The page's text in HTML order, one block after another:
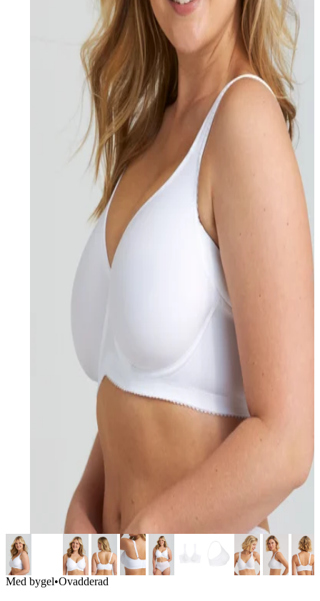
Med bygel•Ovadderad